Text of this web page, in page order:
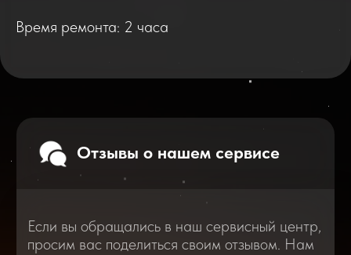
Время ремонта: 2 часа
Смотреть все отзывы
Перейти